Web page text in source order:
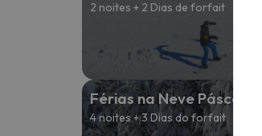
2 noites + 2 Dias de forfait
Férias na Neve Páscoa
4 noites + 3 Dias do forfait